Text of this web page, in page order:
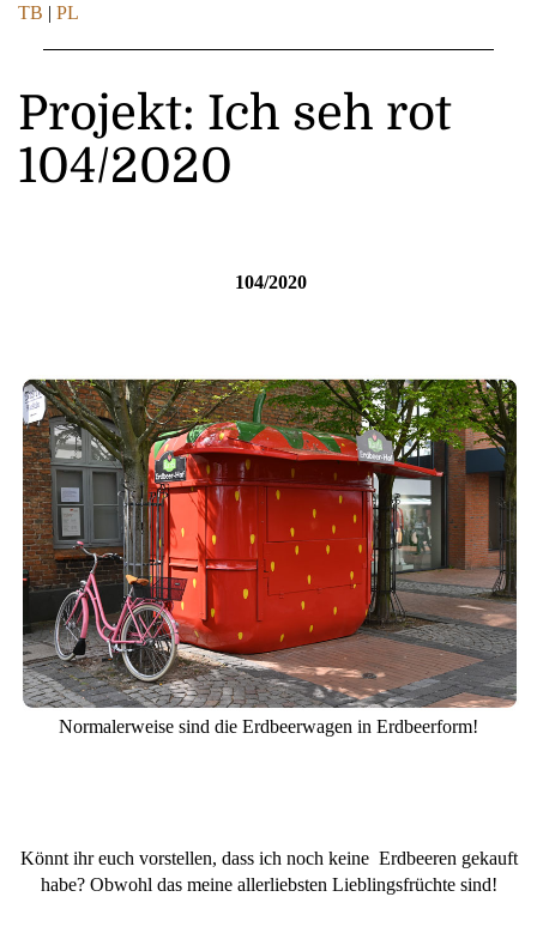
TB | PL
Projekt: Ich seh rot
104/2020
104/2020
Normalerweise sind die Erdbeerwagen in Erdbeerform!
Könnt ihr euch vorstellen, dass ich noch keine Erdbeeren gekauft
habe? Obwohl das meine allerliebsten Lieblingsfrüchte sind!